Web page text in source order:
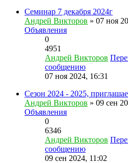
Семинар 7 декабря 2024г
Андрей Викторов » 07 ноя
Объявления
0
4951
Андрей Викторов
сообщению
07 ноя 2024, 16:31
Сезон 2024 - 2025,
Андрей Викторов » 09 сен
Объявления
0
6346
Андрей Викторов
сообщению
09 сен 2024, 11:02